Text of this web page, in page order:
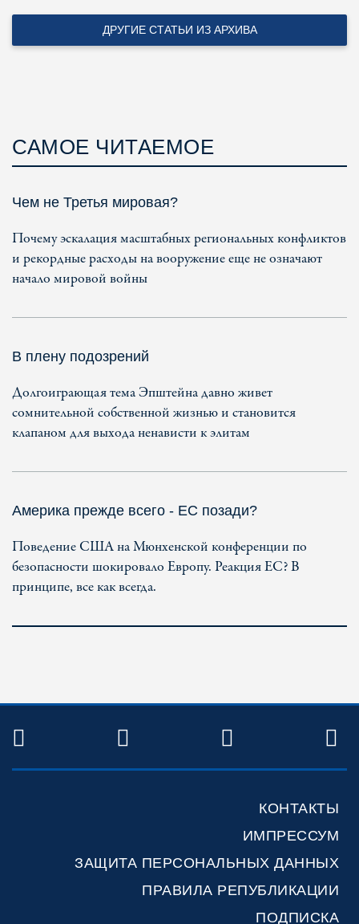
ДРУГИЕ СТАТЬИ ИЗ АРХИВА
САМОЕ ЧИТАЕМОЕ
Чем не Третья мировая?
Почему эскалация масштабных региональных конфликтов
и рекордные расходы на вооружение еще не означают
начало мировой войны
В плену подозрений
Долгоиграющая тема Эпштейна давно живет
сомнительной собственной жизнью и становится
клапаном для выхода ненависти к элитам
Америка прежде всего - ЕС позади?
Поведение США на Мюнхенской конференции по
безопасности шокировало Европу. Реакция ЕС? В
принципе, все как всегда.
TWITTER FACEBOOKYOUTUBE
КОНТАКТЫ
ИМПРЕССУМ
ЗАЩИТА ПЕРСОНАЛЬНЫХ ДАННЫХ
ПРАВИЛА РЕПУБЛИКАЦИИ
ПОДПИСКА